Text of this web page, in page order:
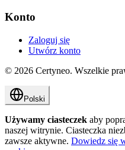
Konto
Zaloguj się
Utwórz konto
© 2026 Certyneo. Wszelkie
Polski
Używamy ciasteczek aby
naszej witrynie. Ciasteczka
zawsze aktywne. Dowiedz się